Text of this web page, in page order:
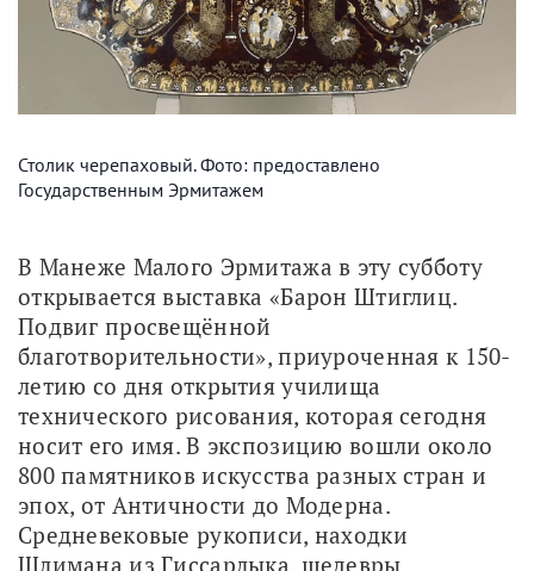
Столик черепаховый. Фото: предоставлено
Государственным Эрмитажем
В Манеже Малого Эрмитажа в эту субботу
открывается выставка «Барон Штиглиц.
Подвиг просвещённой
благотворительности», приуроченная к 150-
летию со дня открытия училища
технического рисования, которая сегодня
носит его имя. В экспозицию вошли около
800 памятников искусства разных стран и
эпох, от Античности до Модерна.
Средневековые рукописи, находки
Шлимана из Гиссарлыка, шедевры